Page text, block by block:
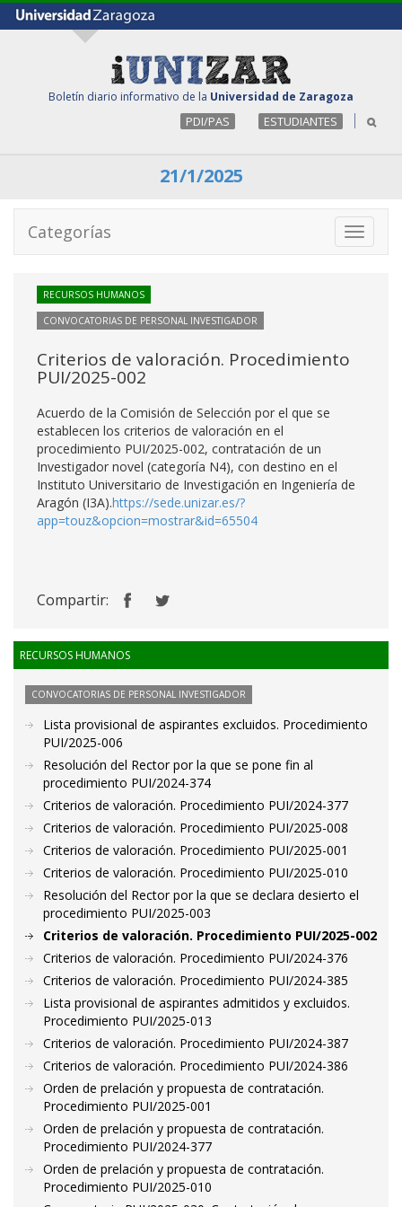
Boletín diario informativo de la Universidad de Zaragoza
PDI/PAS ESTUDIANTES
21/1/2025
Toggle
Categorías
RECURSOS HUMANOS
CONVOCATORIAS DE PERSONAL INVESTIGADOR
Criterios de valoración. Procedimiento
PUI/2025-002
Acuerdo de la Comisión de Selección por el que se
establecen los criterios de valoración en el
procedimiento PUI/2025-002, contratación de un
Investigador novel (categoría N4), con destino en el
Instituto Universitario de Investigación en Ingeniería de
Aragón (I3A).https://sede.unizar.es/?
app=touz&opcion=mostrar&id=65504
Compartir:
RECURSOS HUMANOS
CONVOCATORIAS DE PERSONAL INVESTIGADOR
Lista provisional de aspirantes excluidos. Procedimiento
PUI/2025-006
Resolución del Rector por la que se pone fin al
procedimiento PUI/2024-374
Criterios de valoración. Procedimiento PUI/2024-377
Criterios de valoración. Procedimiento PUI/2025-008
Criterios de valoración. Procedimiento PUI/2025-001
Criterios de valoración. Procedimiento PUI/2025-010
Resolución del Rector por la que se declara desierto el
procedimiento PUI/2025-003
Criterios de valoración. Procedimiento PUI/2025-002
Criterios de valoración. Procedimiento PUI/2024-376
Criterios de valoración. Procedimiento PUI/2024-385
Lista provisional de aspirantes admitidos y excluidos.
Procedimiento PUI/2025-013
Criterios de valoración. Procedimiento PUI/2024-387
Criterios de valoración. Procedimiento PUI/2024-386
Orden de prelación y propuesta de contratación.
Procedimiento PUI/2025-001
Orden de prelación y propuesta de contratación.
Procedimiento PUI/2024-377
Orden de prelación y propuesta de contratación.
Procedimiento PUI/2025-010